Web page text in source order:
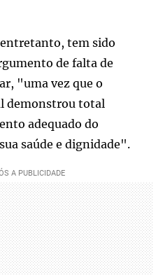
entretanto, tem sido
de falta de
"uma vez que o
demonstrou total
adequado do
saúde e dignidade".